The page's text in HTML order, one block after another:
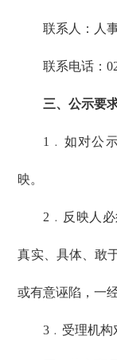
联系人：人
联系电话：
三、公示要
1﹒如对公
映。
2﹒反映人
真实、具体、敢
或有意诬陷，一
3﹒受理机构